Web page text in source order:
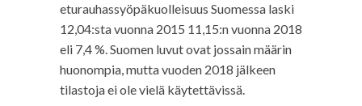
eturauhassyöpäkuolleisuus Suomessa laski
12,04:sta vuonna 2015 11,15:n vuonna 2018
eli 7,4 %. Suomen luvut ovat jossain määrin
huonompia, mutta vuoden 2018 jälkeen
tilastoja ei ole vielä käytettävissä.